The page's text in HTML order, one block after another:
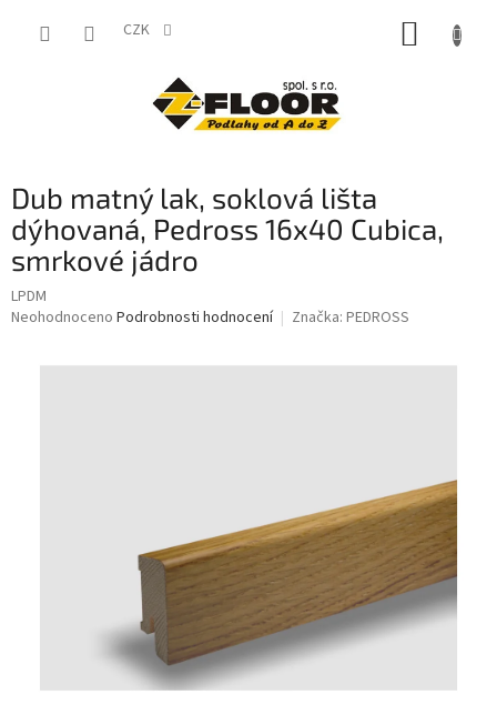
CZK
Dub matný lak, soklová lišta
dýhovaná, Pedross 16x40 Cubica,
smrkové jádro
LPDM
Průměrné
Neohodnoceno Podrobnosti hodnocení Značka: PEDROSS